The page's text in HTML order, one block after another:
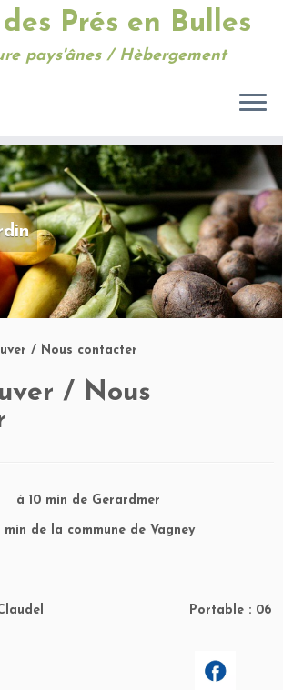
Prés en Bulles
pays'ânes / Hèbergement
/ Nous contacter
/ Nous
Gerardmer
commune de Vagney
:
prés Claudel Portable : 06
Sapois